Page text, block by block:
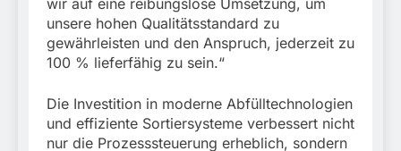
unsere hohen Qualitätsstandard zu
gewährleisten und den Anspruch, jederzeit zu
100 % lieferfähig zu sein.“
Die Investition in moderne Abfülltechnologien
und effiziente Sortiersysteme verbessert nicht
nur die Prozesssteuerung erheblich, sondern